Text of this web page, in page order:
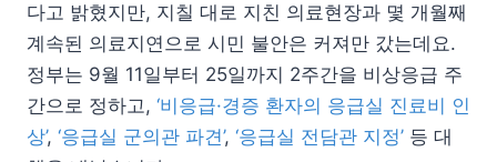
다고 밝혔지만, 지칠 대로 지친 의료현장과 몇 개월째
계속된 의료지연으로 시민 불안은 커져만 갔는데요.
정부는 9월 11일부터 25일까지 2주간을 비상응급 주
간으로 정하고, ‘비응급·경증 환자의 응급실 진료비 인
상’, ‘응급실 군의관 파견’, ‘응급실 전담관 지정’ 등 대